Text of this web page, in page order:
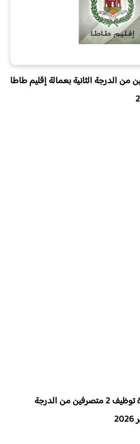
2 متصرفين من الدرجة الثانية بعمالة إقليم طاطا
توظيف 2 متصرفين من الدرجة